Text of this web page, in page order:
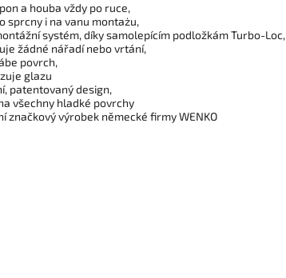
a houba vždy po ruce,
sprcny i na vanu montażu,
systém, díky samolepícím podložkám Turbo-Loc,
žádné nářadí nebo vrtání,
povrch,
glazu
patentovaný design,
všechny hladké povrchy
značkový výrobek německé firmy WENKO